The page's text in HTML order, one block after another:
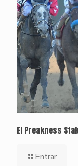
El Preakness
Entrar